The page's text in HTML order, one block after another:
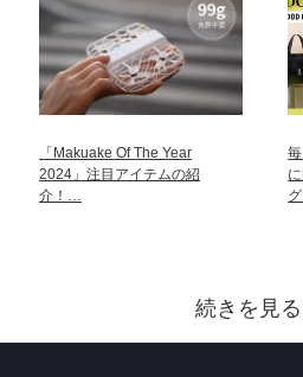
「Makuake Of The Year
2024」注目アイテムの紹
介！…
続きを見